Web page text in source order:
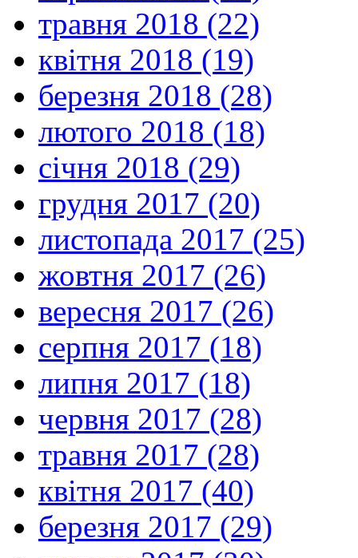
травня 2018 (22)
квітня 2018 (19)
березня 2018 (28)
лютого 2018 (18)
січня 2018 (29)
грудня 2017 (20)
листопада 2017 (25)
жовтня 2017 (26)
вересня 2017 (26)
серпня 2017 (18)
липня 2017 (18)
червня 2017 (28)
травня 2017 (28)
квітня 2017 (40)
березня 2017 (29)